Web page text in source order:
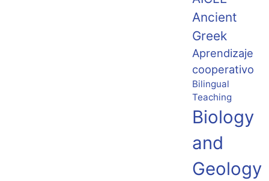
Ancient
Greek
Aprendizaje
cooperativo
Bilingual
Teaching
Biology
and
Geology